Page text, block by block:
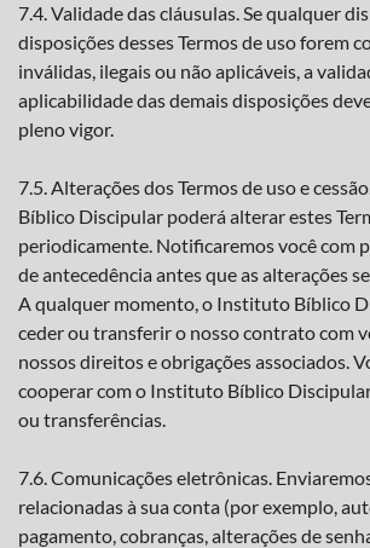
7.4. Validade das cláusulas. Se qualquer
disposições desses Termos de uso forem
inválidas, ilegais ou não aplicáveis, a
aplicabilidade das demais disposições
pleno vigor.
7.5. Alterações dos Termos de uso e
Bíblico Discipular poderá alterar estes
periodicamente. Notificaremos você com
de antecedência antes que as alterações
A qualquer momento, o Instituto Bíblico
ceder ou transferir o nosso contrato com
nossos direitos e obrigações associados.
cooperar com o Instituto Bíblico Discipular
ou transferências.
7.6. Comunicações eletrônicas.
relacionadas à sua conta (por exemplo,
pagamento, cobranças, alterações de